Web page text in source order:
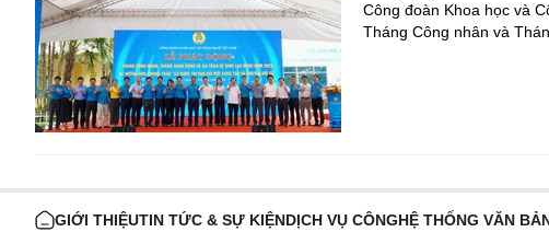
Công đoàn Khoa học và
Tháng Công nhân và
GIỚI THIỆUTIN TỨC & SỰ KIỆNDỊCH VỤ CÔNGHỆ THỐNG VĂN